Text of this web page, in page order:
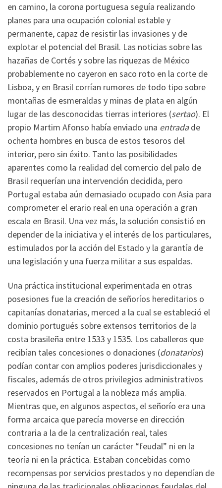
en camino, la corona portuguesa seguía realizando
planes para una ocupación colonial estable y
permanente, capaz de resistir las invasiones y de
explotar el potencial del Brasil. Las noticias sobre las
hazañas de Cortés y sobre las riquezas de México
probablemente no cayeron en saco roto en la corte de
Lisboa, y en Brasil corrían rumores de todo tipo sobre
montañas de esmeraldas y minas de plata en algún
lugar de las desconocidas tierras interiores (sertao). El
propio Martim Afonso había enviado una entradade
ochenta hombres en busca de estos tesoros del
interior, pero sin éxito. Tanto las posibilidades
aparentes como la realidad del comercio del palo de
Brasil requerían una intervención decidida, pero
Portugal estaba aún demasiado ocupado con Asia para
comprometer el erario real en una operación a gran
escala en Brasil. Una vez más, la solución consistió en
depender de la iniciativa y el interés de los particulares,
estimulados por la acción del Estado y la garantía de
una legislación y una fuerza militar a sus espaldas.
Una práctica institucional experimentada en otras
posesiones fue la creación de señoríos hereditarios o
capitanías donatarias, merced a la cual se estableció el
dominio portugués sobre extensos territorios de la
costa brasileña entre 1533 y 1535. Los caballeros que
recibían tales concesiones o donaciones (donatarios)
podían contar con amplios poderes jurisdiccionales y
fiscales, además de otros privilegios administrativos
reservados en Portugal a la nobleza más amplia.
Mientras que, en algunos aspectos, el señorío era una
forma arcaica que parecía moverse en dirección
contraria a la de la centralización real, tales
concesiones no tenían un carácter “feudal” ni en la
teoría ni en la práctica. Estaban concebidas como
recompensas por servicios prestados y no dependían de